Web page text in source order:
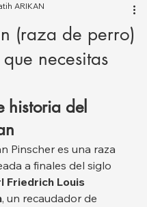
(raza de perro)
necesitas
ARIKAN
historia del
Pinscher es una raza
a finales del siglo
Friedrich Louis
, un recaudador de